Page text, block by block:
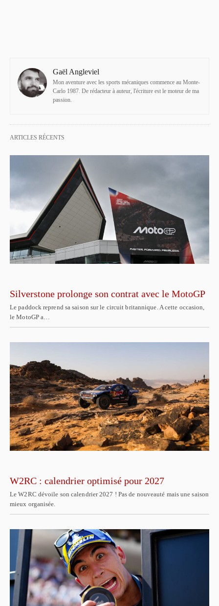
Gaël Angleviel
Mon aventure avec les sports mécaniques commence au Monte-
Carlo 1987. De rédacteur à auteur, l'écriture est le moteur de ma
passion.
ARTICLES RÉCENTS
Silverstone prolonge son contrat avec le MotoGP
Le paddock reprend sa saison sur le circuit britannique. A cette occasion,
le MotoGP a…
W2RC : calendrier optimisé pour 2027
Le W2RC dévoile son calendrier 2027 ! Pas de nouveauté mais une saison
mieux organisée.